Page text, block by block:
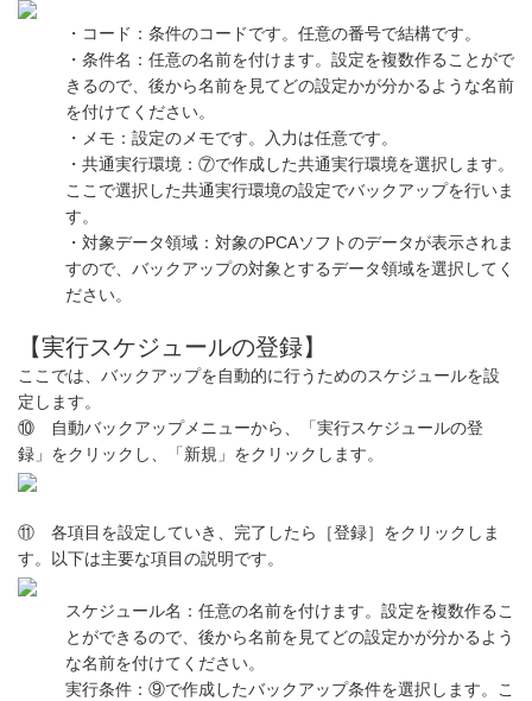
・コード：条件のコードです。任意の番号で結構です。
・条件名：任意の名前を付けます。設定を複数作ることがで
きるので、後から名前を見てどの設定かが分かるような名前
を付けてください。
・メモ：設定のメモです。入力は任意です。
・共通実行環境：⑦で作成した共通実行環境を選択します。
ここで選択した共通実行環境の設定でバックアップを行いま
す。
・対象データ領域：対象のPCAソフトのデータが表示されま
すので、バックアップの対象とするデータ領域を選択してく
ださい。
【実行スケジュールの登録】
ここでは、バックアップを自動的に行うためのスケジュールを設
定します。
⑩ 自動バックアップメニューから、「実行スケジュールの登
録」をクリックし、「新規」をクリックします。
⑪ 各項目を設定していき、完了したら［登録］をクリックしま
す。以下は主要な項目の説明です。
スケジュール名：任意の名前を付けます。設定を複数作るこ
とができるので、後から名前を見てどの設定かが分かるよう
な名前を付けてください。
実行条件：⑨で作成したバックアップ条件を選択します。こ